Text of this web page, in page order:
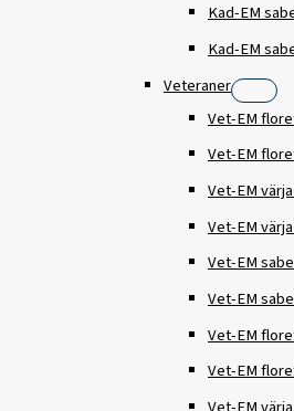
Kad-EM
Kad-EM
Veteraner
Vet-EM
Vet-EM
Vet-EM
Vet-EM
Vet-EM
Vet-EM
Vet-EM
Vet-EM